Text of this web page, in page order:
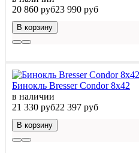
20 860 руб23 990 руб
В корзину
Бинокль Bresser Condor 8x42
в наличии
21 330 руб22 397 руб
В корзину